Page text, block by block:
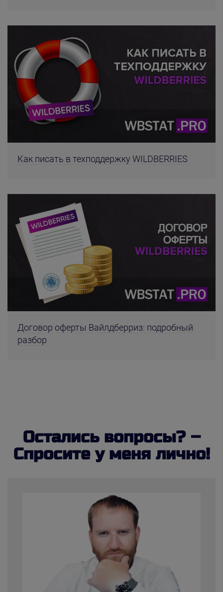
Как писать в техподдержку WILDBERRIES
Договор оферты Вайлдберриз: подробный
разбор
Остались вопросы? –
Спросите у меня лично!